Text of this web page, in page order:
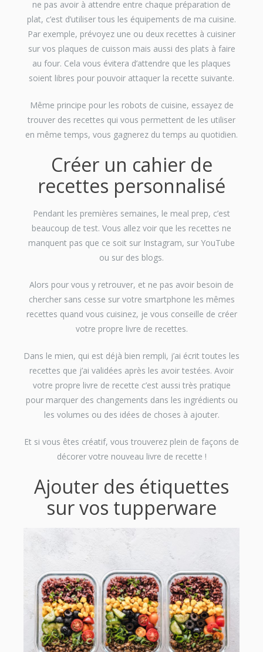
ne pas avoir à attendre entre chaque préparation de
plat, c’est d’utiliser tous les équipements de ma cuisine.
Par exemple, prévoyez une ou deux recettes à cuisiner
sur vos plaques de cuisson mais aussi des plats à faire
au four. Cela vous évitera d’attendre que les plaques
soient libres pour pouvoir attaquer la recette suivante.
Même principe pour les robots de cuisine, essayez de
trouver des recettes qui vous permettent de les utiliser
en même temps, vous gagnerez du temps au quotidien.
Créer un cahier de
recettes personnalisé
Pendant les premières semaines, le meal prep, c’est
beaucoup de test. Vous allez voir que les recettes ne
manquent pas que ce soit sur Instagram, sur YouTube
ou sur des blogs.
Alors pour vous y retrouver, et ne pas avoir besoin de
chercher sans cesse sur votre smartphone les mêmes
recettes quand vous cuisinez, je vous conseille de créer
votre propre livre de recettes.
Dans le mien, qui est déjà bien rempli, j’ai écrit toutes les
recettes que j’ai validées après les avoir testées. Avoir
votre propre livre de recette c’est aussi très pratique
pour marquer des changements dans les ingrédients ou
les volumes ou des idées de choses à ajouter.
Et si vous êtes créatif, vous trouverez plein de façons de
décorer votre nouveau livre de recette !
Ajouter des étiquettes
sur vos tupperware